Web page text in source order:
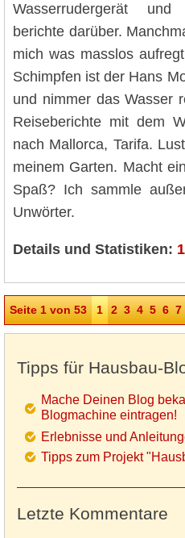
Wasserrudergerät und
berichte darüber.
mich was masslos
Schimpfen ist der Hans
und nimmer das Wasser
Reiseberichte mit dem
nach Mallorca, Tarifa.
meinem Garten. Macht
Spaß? Ich sammle
Unwörter.
Details und Statistiken:
Seite 1 von 53 1 2 3 4 5 6 7
Tipps für Hausbau-
Mache Deinen Blog
Blogmachine eintragen!
Erlebnisse und
Tipps zum Projekt
Letzte Kommentare